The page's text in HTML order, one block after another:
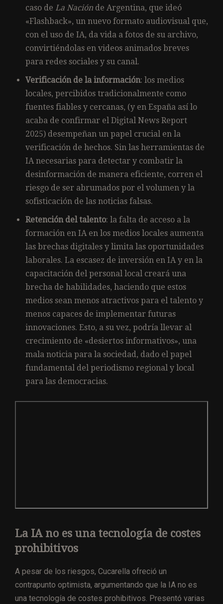
caso de La Nación de Argentina, que ideó
«Flashback», un nuevo formato audiovisual que,
con el uso de IA, da vida a fotos de su archivo,
convirtiéndolas en videos animados breves
para redes sociales y su canal.
Verificación de la información: los medios
locales, percibidos tradicionalmente como
fuentes fiables y cercanas, (y en España así lo
acaba de confirmar el Digital News Report
2025) desempeñan un papel crucial en la
verificación de hechos. Sin las herramientas de
IA necesarias para detectar y combatir la
desinformación de manera eficiente, corren el
riesgo de ser abrumados por el volumen y la
sofisticación de las noticias falsas.
Retención del talento: la falta de acceso a la
formación en IA en los medios locales aumenta
las brechas digitales y limita las oportunidades
laborales. La escasez de inversión en IA y en la
capacitación del personal local creará una
brecha de habilidades, haciendo que estos
medios sean menos atractivos para el talento y
menos capaces de implementar futuras
innovaciones. Esto, a su vez, podría llevar al
crecimiento de «desiertos informativos», una
mala noticia para la sociedad, dado el papel
fundamental del periodismo regional y local
para las democracias.
La IA no es una tecnología de costes
prohibitivos
A pesar de los riesgos, Cucarella ofreció un
contrapunto optimista, argumentando que la IA no es
una tecnología de costes prohibitivos. Presentó varias